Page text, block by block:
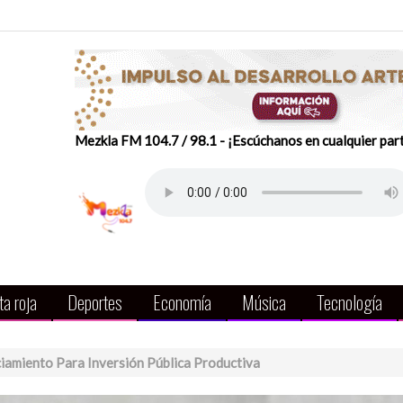
Mezkla FM 104.7 / 98.1 - ¡Escúchanos en cualquier
roja Deportes Economía Música Tecnología
Para Inversión Pública Productiva